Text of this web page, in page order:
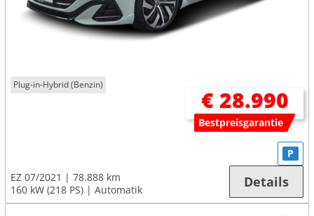
Plug-in-Hybrid (Benzin)
€ 28.990
Bestpreisgarantie
EZ 07/2021
78.888 km
160 kW (218 PS)
Automatik
P
Details